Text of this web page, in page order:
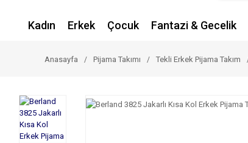
Kadın Erkek Çocuk Fantazi & Gecelik
Anasayfa Pijama Takımı Tekli Erkek Pijama Takım